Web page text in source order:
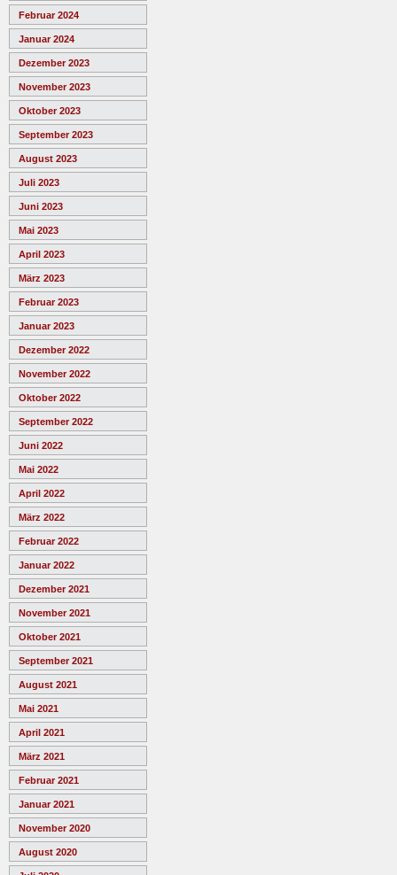
Februar 2024
Januar 2024
Dezember 2023
November 2023
Oktober 2023
September 2023
August 2023
Juli 2023
Juni 2023
Mai 2023
April 2023
März 2023
Februar 2023
Januar 2023
Dezember 2022
November 2022
Oktober 2022
September 2022
Juni 2022
Mai 2022
April 2022
März 2022
Februar 2022
Januar 2022
Dezember 2021
November 2021
Oktober 2021
September 2021
August 2021
Mai 2021
April 2021
März 2021
Februar 2021
Januar 2021
November 2020
August 2020